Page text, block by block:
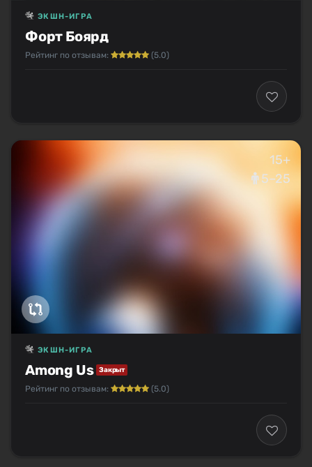
Форт Боярд
ЭКШН-ИГРА
Рейтинг по отзывам: (5.0)
15+
5–25
Among Us Закрыт
ЭКШН-ИГРА
Рейтинг по отзывам: (5.0)